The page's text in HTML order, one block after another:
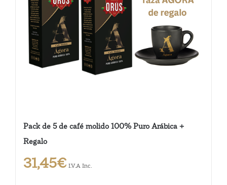
Pack de 5 de café molido 100% Puro Arábica +
Regalo
31,45€ I.V.A Inc.